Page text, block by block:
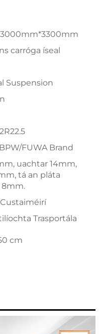
carróga íseal
Suspension
FUWA Brand
uachtar 14mm,
tá an pláta
8mm.
Trasportála
cm